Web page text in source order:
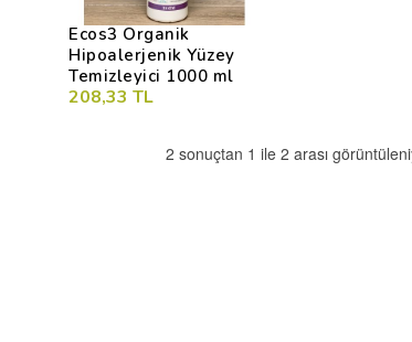
Ecos3 Organik
Hipoalerjenik Yüzey
Temizleyici 1000 ml
208,33 TL
2 sonuçtan 1 ile 2 arası